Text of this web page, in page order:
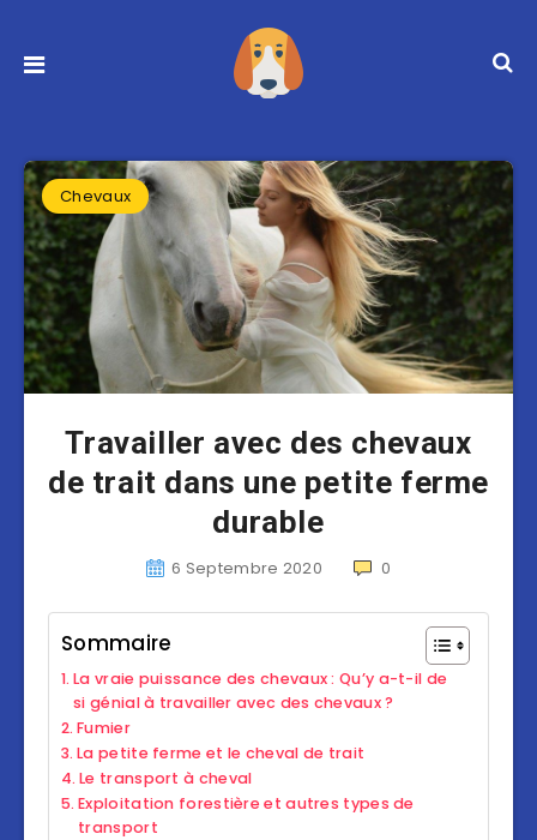
Chevaux
Travailler avec des chevaux
de trait dans une petite ferme
durable
6 Septembre 2020 0
Sommaire
La vraie puissance des chevaux : Qu’y a-t-il de
si génial à travailler avec des chevaux ?
Fumier
La petite ferme et le cheval de trait
Le transport à cheval
Exploitation forestière et autres types de
transport